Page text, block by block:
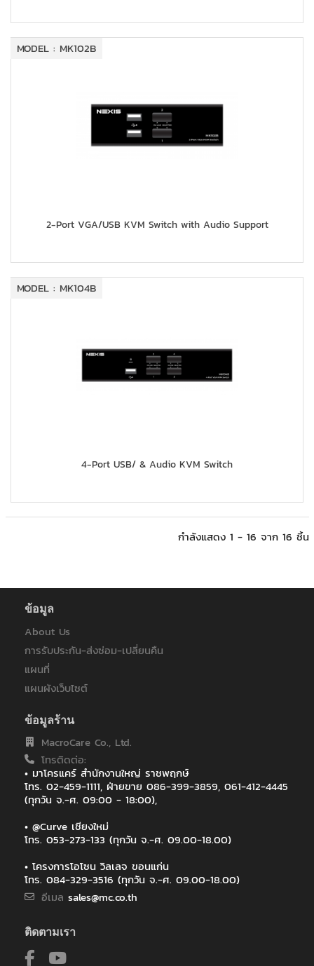
MODEL : MK102B
2-Port VGA/USB KVM Switch with Audio Support
MODEL : MK104B
4-Port USB/ & Audio KVM Switch
กำลังแสดง 1 - 16 จาก 16 ชิ้น
ข้อมูล
About Us
การรับประกัน-ส่งซ่อม-เปลี่ยนคืน
แผนที่
แผนผังเว็บไซต์
ข้อมูลร้าน
MacroCare Co., Ltd.
โทรติดต่อ:
• มาโครแคร์ สำนักงานใหญ่ ราชพฤกษ์
โทร. 02-459-1111, ฝ่ายขาย 086-399-3859, 061-412-4445
(ทุกวัน จ.-ศ. 09:00 - 18:00),
• @Curve เชียงใหม่
โทร. 053-273-133 (ทุกวัน จ.-ศ. 09.00-18.00)
• โครงการโอโซน วิลเลจ ขอนแก่น
โทร. 084-329-3516 (ทุกวัน จ.-ศ. 09.00-18.00)
อีเมล sales@mc.co.th
ติดตามเรา